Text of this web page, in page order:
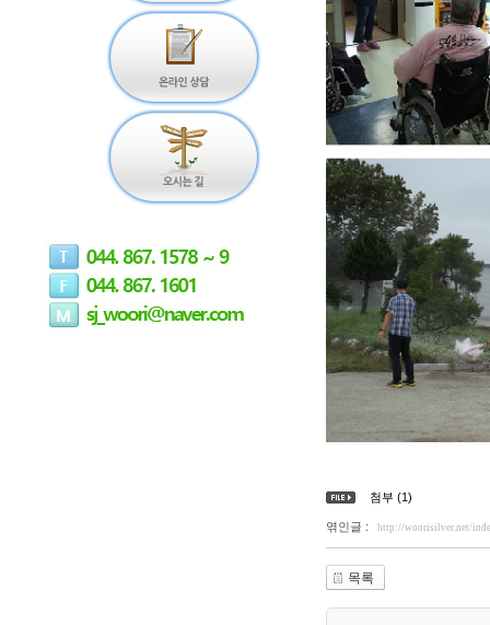
첨부 (1)
엮인글 : http://woorisilver.net/
목록